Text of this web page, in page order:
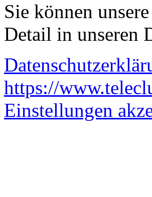
Sie können
Detail in unseren
https://
Einstellungen